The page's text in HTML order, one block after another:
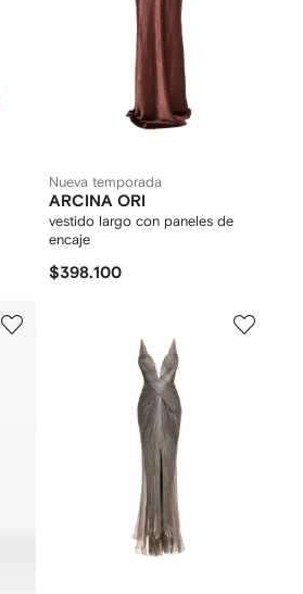
Nueva temporada
ARCINA ORI
vestido largo con paneles de
encaje
$398.100